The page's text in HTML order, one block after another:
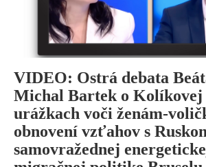
VIDEO: Ostrá debata
Michal Bartek o Kolíkovej
urážkach voči ženám-
obnovení vzťahov s
samovražednej